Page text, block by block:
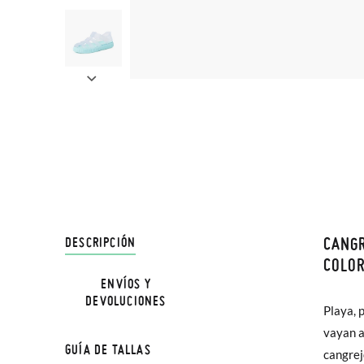
DESCRIPCIÓN
Playa,
vayan
ENVÍOS Y
DEVOLUCIONES
En
hasta
poco
En
GUÍA DE TALLAS
la